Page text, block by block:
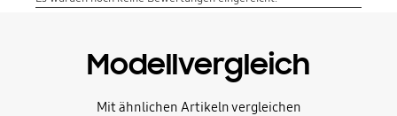
Modellvergleich
Mit ähnlichen Artikeln vergleichen